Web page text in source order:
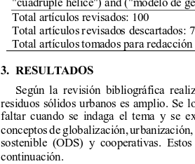
"cuádruple hélice") and ("modelo de
Total artículos revisados: 100
Total artículos revisados descartados:
Total artículos tomados para
3. RESULTADOS
Según la revisión bibliográfica
residuos sólidos urbanos es amplio. Se
faltar cuando se indaga el tema y se
conceptos de globalización, urbanizaci
sostenible (ODS) y cooperativas.
continuación.